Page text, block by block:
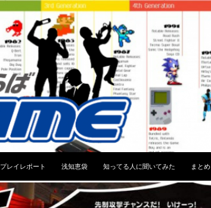
プレイレポート
浅知恵袋 知ってる人に聞いてみた まとめ